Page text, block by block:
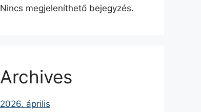
Nincs megjeleníthető bejegyzés.
Archives
2026. április